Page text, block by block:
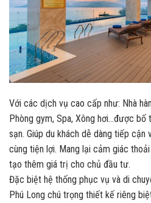
Với các dịch vụ cao cấp như: Nhà
Phòng gym, Spa, Xông hơi…được bố
sạn. Giúp du khách dễ dàng tiếp
cùng tiện lợi. Mang lại cảm giác
tạo thêm giá trị cho chủ đầu tư.
Đặc biệt hệ thống phục vụ và di
Phú Long chú trọng thiết kế riêng